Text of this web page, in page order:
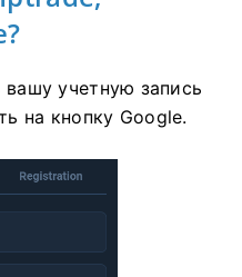
вашу учетную запись
на кнопку Google.